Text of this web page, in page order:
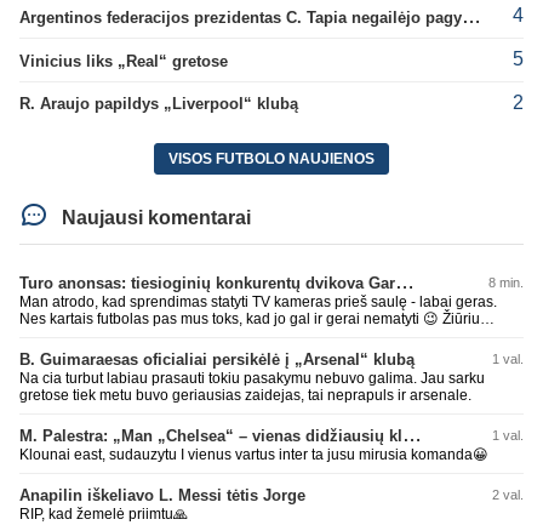
Argentinos federacijos prezidentas C. Tapia negailėjo pagyrų G. Infantino 4
Vinicius liks „Real“ gretose 5
R. Araujo papildys „Liverpool“ klubą 2
VISOS FUTBOLO NAUJIENOS
Naujausi komentarai
Turo anonsas: tiesioginių konkurentų dvikova Gargžduose 8 min.
Man atrodo, kad sprendimas statyti TV kameras prieš saulę - labai geras.
Nes kartais futbolas pas mus toks, kad jo gal ir gerai nematyti 😉 Žiūriu
kaip alaus butelys, kurį ką tik išmaukiau. Linkėjimai Tadui (slapyvardžiu „apie
nieką“), kuris kiek girdėjau, įpūtė akis varvinančių transliacijų dvasią 😀
B. Guimaraesas oficialiai persikėlė į „Arsenal“ klubą 1 val.
Na cia turbut labiau prasauti tokiu pasakymu nebuvo galima. Jau sarku
gretose tiek metu buvo geriausias zaidejas, tai neprapuls ir arsenale.
M. Palestra: „Man „Chelsea“ – vienas didžiausių klubų futbole“ 1 val.
Klounai east, sudauzytu I vienus vartus inter ta jusu mirusia komanda😀
Anapilin iškeliavo L. Messi tėtis Jorge 2 val.
RIP, kad žemelė priimtu🙏